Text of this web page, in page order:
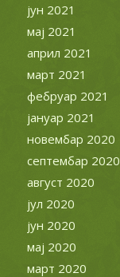
јун 2021
мај 2021
април 2021
март 2021
фебруар 2021
јануар 2021
новембар 2020
септембар 2020
август 2020
јул 2020
јун 2020
мај 2020
март 2020